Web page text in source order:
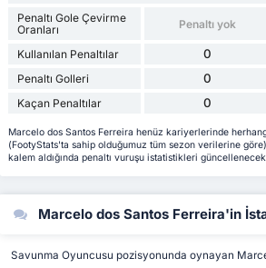
Penaltı Gole Çevirme
Oranları
Penaltı yok
Kullanılan Penaltılar 0
Penaltı Golleri 0
Kaçan Penaltılar 0
Marcelo dos Santos Ferreira henüz kariyerlerinde
(FootyStats'ta sahip olduğumuz tüm sezon verilerine
kalem aldığında penaltı vuruşu istatistikleri
Marcelo dos Santos Ferreira'in
Savunma Oyuncusu pozisyonunda oynayan